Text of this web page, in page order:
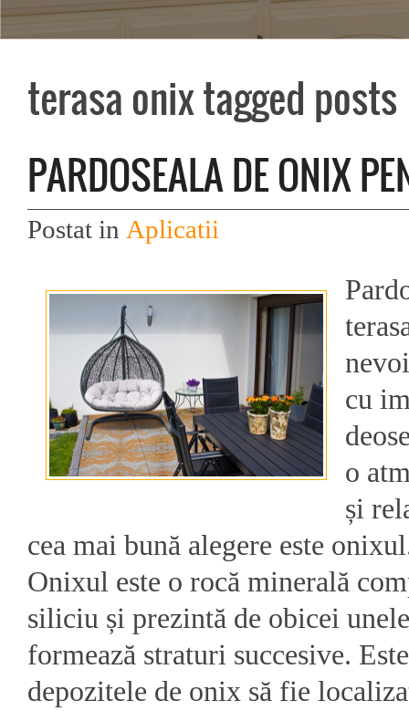
terasa onix tagged posts
PARDOSEALA DE ONIX
Postat in Aplicatii
cu
o
și
cea mai bună alegere este
Onixul este o rocă minerală
siliciu și prezintă de obicei
formează straturi succesive.
depozitele de onix să fie